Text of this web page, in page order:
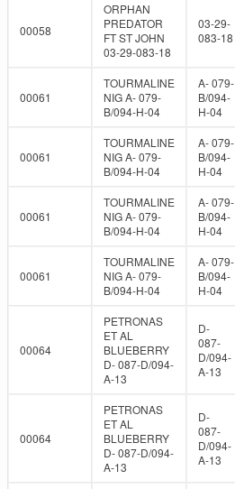
00058
ORPHAN
PREDATOR
FT ST JOHN
03-29-083-18
03-29-
083-18
00061
TOURMALINE
NIG A- 079-
B/094-H-04
A- 079-
B/094-
H-04
00061
TOURMALINE
NIG A- 079-
B/094-H-04
A- 079-
B/094-
H-04
00061
TOURMALINE
NIG A- 079-
B/094-H-04
A- 079-
B/094-
H-04
00061
TOURMALINE
NIG A- 079-
B/094-H-04
A- 079-
B/094-
H-04
00064
PETRONAS
ET AL
BLUEBERRY
D- 087-D/094-
A-13
D-
087-
D/094-
A-13
00064
PETRONAS
ET AL
BLUEBERRY
D- 087-D/094-
A-13
D-
087-
D/094-
A-13